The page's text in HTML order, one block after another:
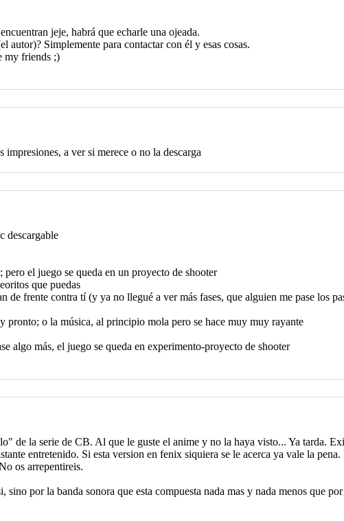
jeje, habrá que echarle una ojeada.
autor)? Simplemente para contactar con él y esas cosas.
my friends ;)
impresiones, a ver si merece o no la descarga
descargable
el juego se queda en un proyecto de shooter
que puedas
de frente contra tí (y ya no llegué a ver más fases, que alguien me pase los
pronto; o la música, al principio mola pero se hace muy muy rayante
algo más, el juego se queda en experimento-proyecto de shooter
de la serie de CB. Al que le guste el anime y no la haya visto... Ya tarda.
entretenido. Si esta version en fenix siquiera se le acerca ya vale la
os arrepentireis.
por la banda sonora que esta compuesta nada mas y nada menos que